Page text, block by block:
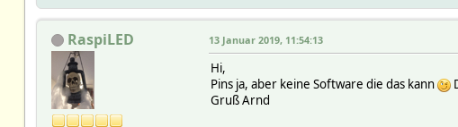
RaspiLED 13 Januar 2019, 11:54:13
Hi,
Pins ja, aber keine Software die das kann
Gruß Arnd